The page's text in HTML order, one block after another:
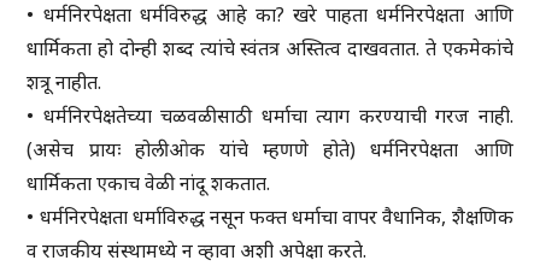
• धर्मनिरपेक्षता धर्मविरुद्ध आहे का? खरे पाहता धर्मनिरपेक्षता आणि
धार्मिकता हो दोन्ही शब्द त्यांचे स्वंतत्र अस्तित्व दाखवतात. ते एकमेकांचे
शत्रू नाहीत.
• धर्मनिरपेक्षतेच्या चळवळीसाठी धर्माचा त्याग करण्याची गरज नाही.
(असेच प्रायः होलीओक यांचे म्हणणे होते) धर्मनिरपेक्षता आणि
धार्मिकता एकाच वेळी नांदू शकतात.
• धर्मनिरपेक्षता धर्माविरुद्ध नसून फक्त धर्माचा वापर वैधानिक, शैक्षणिक
व राजकीय संस्थामध्ये न व्हावा अशी अपेक्षा करते.